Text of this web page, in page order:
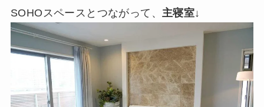
SOHOスペースとつながって、 主寝室↓